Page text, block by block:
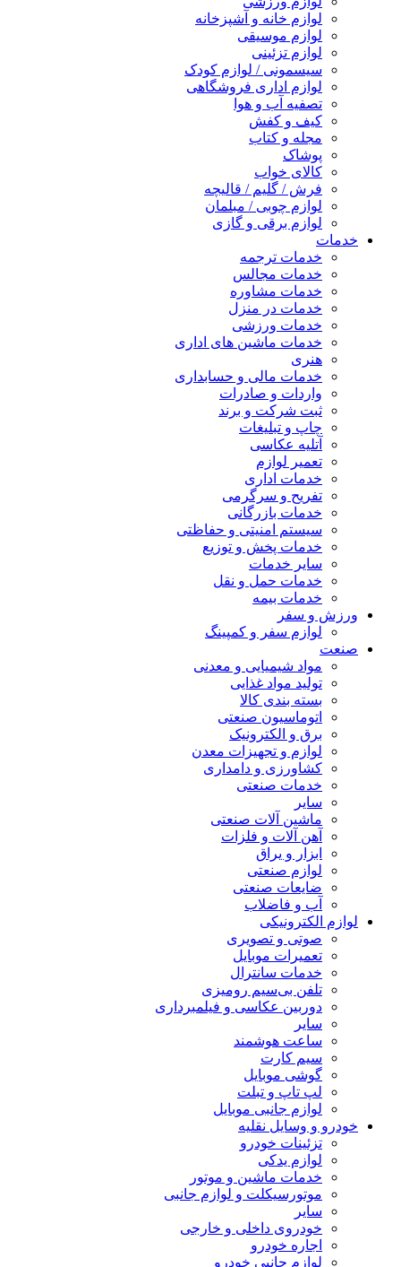
لوازم خانه و آشپزخانه
لوازم موسیقی
لوازم تزئینی
سیسمونی / لوازم کودک
لوازم اداری فروشگاهی
تصفیه آب و هوا
کیف و کفش
مجله و کتاب
پوشاک
کالای خواب
فرش / گلیم / قالیچه
لوازم چوبی / مبلمان
لوازم برقی و گازی
خدمات
خدمات ترجمه
خدمات مجالس
خدمات مشاوره
خدمات در منزل
خدمات ورزشی
خدمات ماشین های اداری
هنری
خدمات مالی و حسابداری
واردات و صادرات
ثبت شرکت و برند
چاپ و تبلیغات
آتلیه عکاسی
تعمیر لوازم
خدمات اداری
تفریح و سرگرمی
خدمات بازرگانی
سیستم امنیتی و حفاظتی
خدمات پخش و توزیع
سایر خدمات
خدمات حمل و نقل
خدمات بیمه
ورزش و سفر
لوازم سفر و کمپینگ
صنعت
مواد شیمیایی و معدنی
تولید مواد غذایی
بسته بندی کالا
اتوماسیون صنعتی
برق و الکترونیک
لوازم و تجهیزات معدن
کشاورزی و دامداری
خدمات صنعتی
سایر
ماشین آلات صنعتی
آهن آلات و فلزات
ابزار و یراق
لوازم صنعتی
ضایعات صنعتی
آب و فاضلاب
لوازم الکترونیکی
صوتی و تصویری
تعمیرات موبایل
خدمات سانترال
تلفن بی‌سیم رومیزی
دوربین عکاسی و فیلمبرداری
سایر
ساعت هوشمند
سیم کارت
گوشی موبایل
لپ تاپ و تبلت
لوازم جانبی موبایل
خودرو و وسایل نقلیه
تزئینات خودرو
لوازم یدکی
خدمات ماشین و موتور
موتورسیکلت و لوازم جانبی
سایر
خودروی داخلی و خارجی
اجاره خودرو
لوازم جانبی خودرو